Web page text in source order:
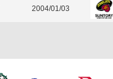
2004/01/03